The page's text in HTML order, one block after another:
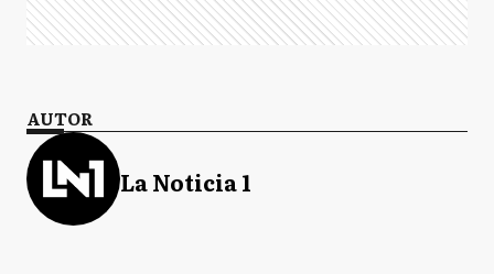
AUTOR
La Noticia 1